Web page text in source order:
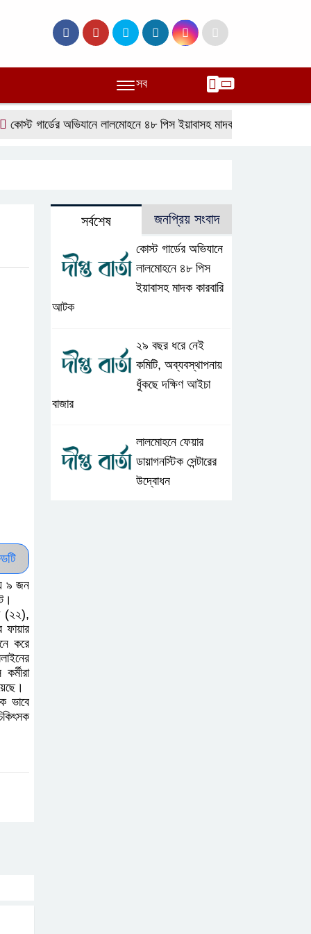
সব
গার্ডের অভিযানে লালমোহনে ৪৮ পিস ইয়াবাসহ মাদক কারবারি আটক
৯ জন
(২২),
করে
ভাবে
সর্বশেষ জনপ্রিয় সংবাদ
কোস্ট গার্ডের অভিযানে
লালমোহনে ৪৮ পিস
ইয়াবাসহ মাদক কারবারি
আটক
২৯ বছর ধরে নেই
কমিটি, অব্যবস্থাপনায়
ধুঁকছে দক্ষিণ আইচা
বাজার
লালমোহনে ফেয়ার
ডায়াগনস্টিক সেন্টারের
উদ্বোধন